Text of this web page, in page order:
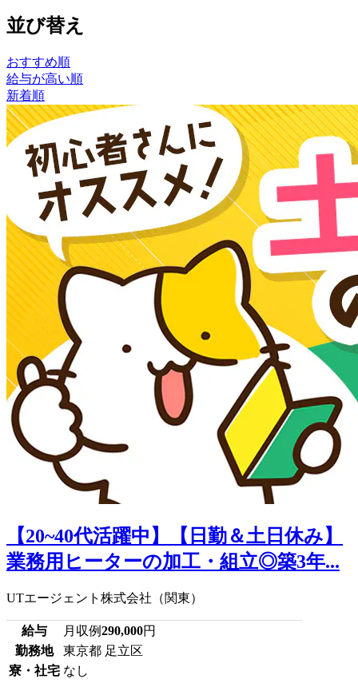
並び替え
おすすめ順
給与が高い順
新着順
【20~40代活躍中】【日勤＆土日休み】
業務用ヒーターの加工・組立◎築3年...
UTエージェント株式会社（関東）
給与 月収例290,000円
勤務地
東京都 足立区
寮・社宅 なし